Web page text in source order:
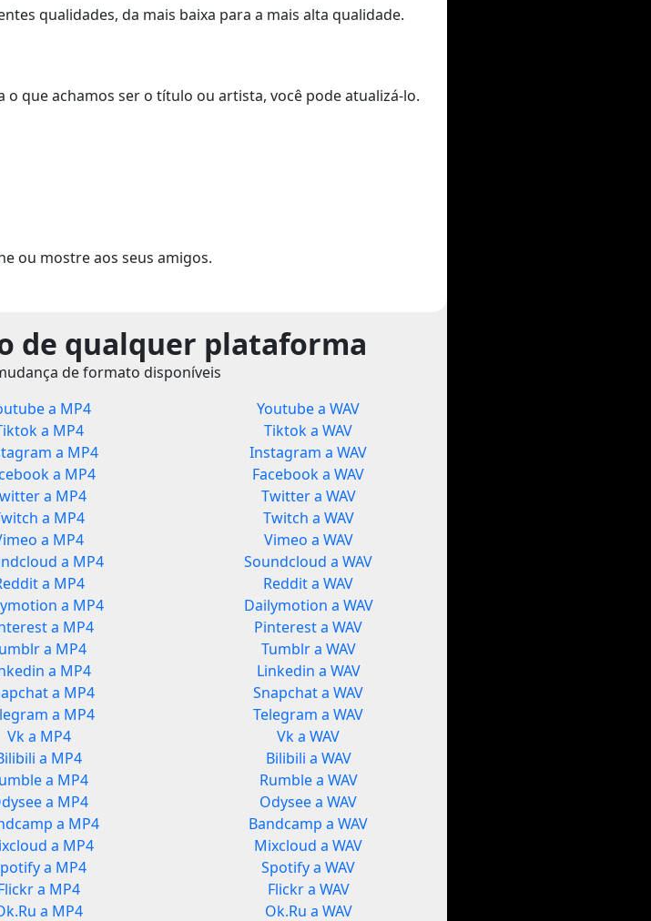
qualidades, da mais baixa para a mais alta qualidade.
o que achamos ser o título ou artista, você pode atualizá-lo.
ou mostre aos seus amigos.
de qualquer plataforma
de formato disponíveis
a MP4
a MP4
a MP4
a MP4
a MP4
a MP4
a MP4
a MP4
a MP4
a MP4
a MP4
a MP4
a MP4
a MP4
a MP4
Vk a MP4
a MP4
a MP4
a MP4
a MP4
a MP4
a MP4
a MP4
a MP4
Youtube a WAV
Tiktok a WAV
Instagram a WAV
Facebook a WAV
Twitter a WAV
Twitch a WAV
Vimeo a WAV
Soundcloud a WAV
Reddit a WAV
Dailymotion a WAV
Pinterest a WAV
Tumblr a WAV
Linkedin a WAV
Snapchat a WAV
Telegram a WAV
Vk a WAV
Bilibili a WAV
Rumble a WAV
Odysee a WAV
Bandcamp a WAV
Mixcloud a WAV
Spotify a WAV
Flickr a WAV
Ok.Ru a WAV